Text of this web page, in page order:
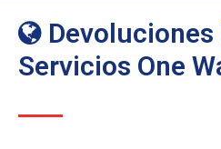
Servicios One